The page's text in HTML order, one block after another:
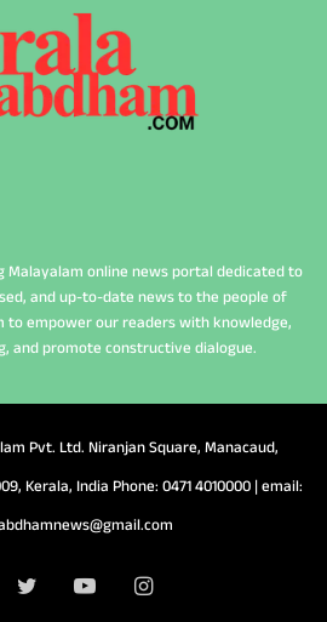
Malayalam online news portal dedicated to
and up-to-date news to the people of
to empower our readers with knowledge,
and promote constructive dialogue.
Pvt. Ltd. Niranjan Square, Manacaud,
Kerala, India Phone: 0471 4010000 | email:
TwitterYouTubeInstagram